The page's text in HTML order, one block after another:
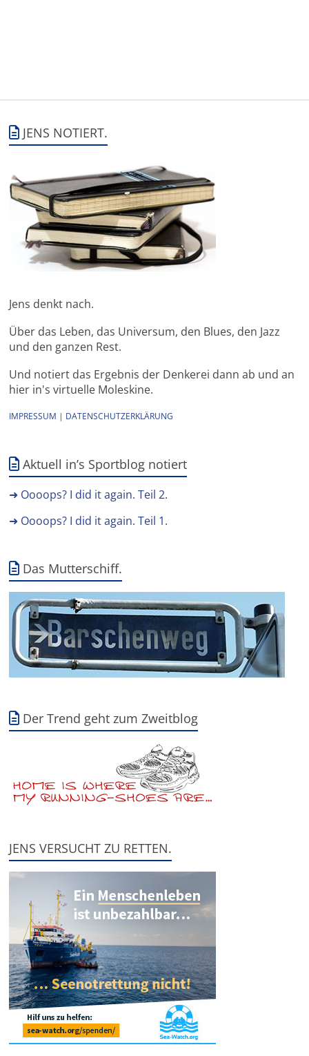
JENS NOTIERT.
Jens denkt nach.
Über das Leben, das Universum, den Blues, den Jazz
und den ganzen Rest.
Und notiert das Ergebnis der Denkerei dann ab und an
hier in's virtuelle Moleskine.
IMPRESSUM | DATENSCHUTZERKLÄRUNG
Aktuell in’s Sportblog notiert
➜ Oooops? I did it again. Teil 2.
➜ Oooops? I did it again. Teil 1.
Das Mutterschiff.
Der Trend geht zum Zweitblog
JENS VERSUCHT ZU RETTEN.